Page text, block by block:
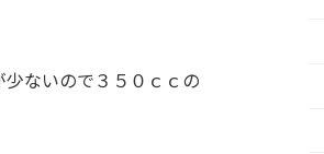
少ないので３５０ｃｃの